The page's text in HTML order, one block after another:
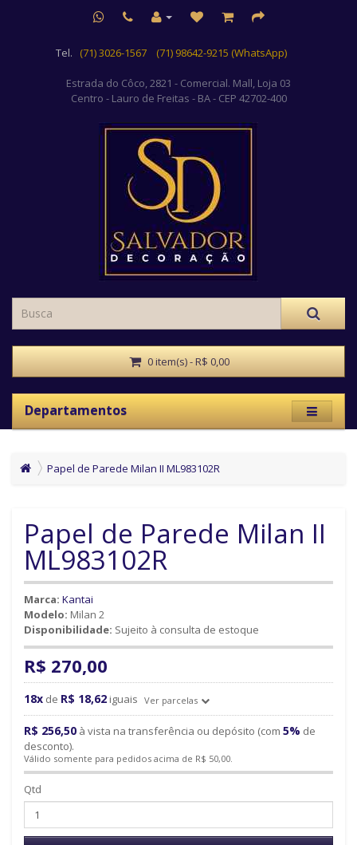
Tel. (71) 3026-1567 (71) 98642-9215 (WhatsApp)
Estrada do Côco, 2821 - Comercial. Mall, Loja 03
Centro - Lauro de Freitas - BA - CEP 42702-400
0 item(s) - R$ 0,00
Departamentos
Papel de Parede Milan II ML983102R
Papel de Parede Milan II
ML983102R
Marca: Kantai
Modelo: Milan 2
Disponibilidade: Sujeito à consulta de estoque
R$ 270,00
18x de R$ 18,62 iguais Ver parcelas
R$ 256,50 à vista na transferência ou depósito (com 5% de
desconto).
Válido somente para pedidos acima de R$ 50,00.
Qtd